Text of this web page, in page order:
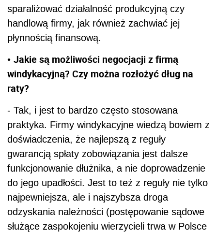
sparaliżować działalność produkcyjną czy
handlową firmy, jak również zachwiać jej
płynnością finansową.
• Jakie są możliwości negocjacji z firmą
windykacyjną? Czy można rozłożyć dług na
raty?
- Tak, i jest to bardzo często stosowana
praktyka. Firmy windykacyjne wiedzą bowiem z
doświadczenia, że najlepszą z reguły
gwarancją spłaty zobowiązania jest dalsze
funkcjonowanie dłużnika, a nie doprowadzenie
do jego upadłości. Jest to też z reguły nie tylko
najpewniejsza, ale i najszybsza droga
odzyskania należności (postępowanie sądowe
służące zaspokojeniu wierzycieli trwa w Polsce